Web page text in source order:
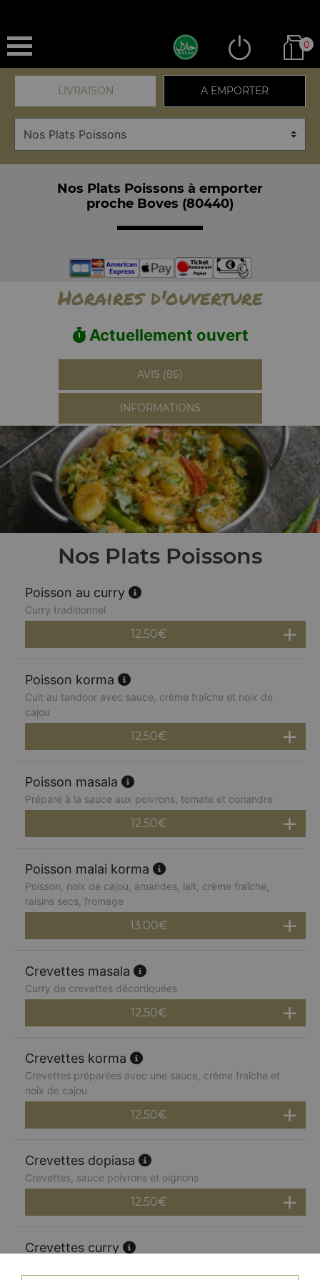
0
LIVRAISON A EMPORTER
Nos Plats Poissons à emporter
proche Boves (80440)
Horaires d'ouverture
Actuellement ouvert
AVIS (86)
INFORMATIONS
Nos Plats Poissons
Poisson au curry
Curry traditionnel
12.50€
Poisson korma
Cuit au tandoor avec sauce, crème fraîche et noix de
cajou
12.50€
Poisson masala
Préparé à la sauce aux poivrons, tomate et coriandre
12.50€
Poisson malai korma
Poisson, noix de cajou, amandes, lait, crème fraîche,
raisins secs, fromage
13.00€
Crevettes masala
Curry de crevettes décortiquées
12.50€
Crevettes korma
Crevettes préparées avec une sauce, crème fraîche et
noix de cajou
12.50€
Crevettes dopiasa
Crevettes, sauce poivrons et oignons
12.50€
Crevettes curry